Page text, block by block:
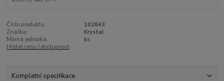
Číslo produktu:
102643
Značka:
Krystal
Měrná jednotka:
ks
Hlídat cenu / dostupnost
Kompletní specifikace